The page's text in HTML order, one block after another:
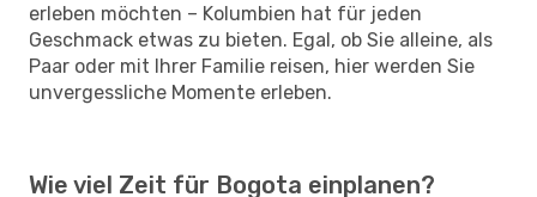
erleben möchten – Kolumbien hat für jeden
Geschmack etwas zu bieten. Egal, ob Sie alleine, als
Paar oder mit Ihrer Familie reisen, hier werden Sie
unvergessliche Momente erleben.
Wie viel Zeit für Bogota einplanen?